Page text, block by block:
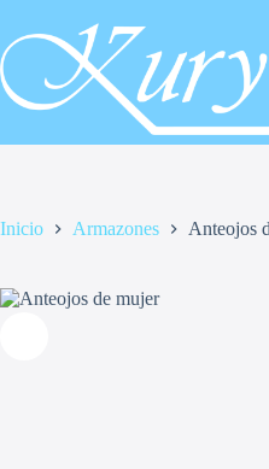
contenido
Inicio Armazones Anteojos